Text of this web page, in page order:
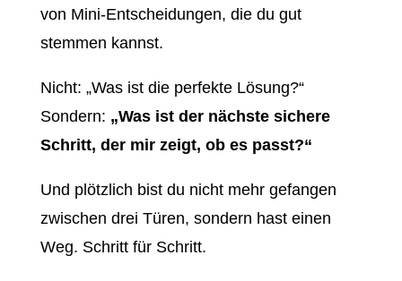
von Mini-Entscheidungen, die du gut
stemmen kannst.
Nicht: „Was ist die perfekte Lösung?“
Sondern: „Was ist der nächste sichere
Schritt, der mir zeigt, ob es passt?“
Und plötzlich bist du nicht mehr gefangen
zwischen drei Türen, sondern hast einen
Weg. Schritt für Schritt.